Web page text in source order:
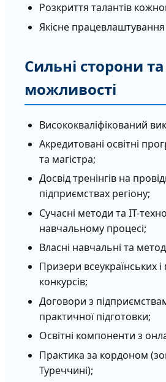
Розкриття талантів
Якісне працевлаштування
Сильні сторони та
можливості
Висококваліфікований
Акредитовані освітні
та магістра;
Досвід тренінгів на
підприємствах регіону;
Сучасні методи та ІТ-
навчальному процесі;
Власні навчальні та
Призери всеукраїнських
конкурсів;
Договори з
практичної підготовки;
Освітні компоненти з
Практика за кордоном
Туреччині);